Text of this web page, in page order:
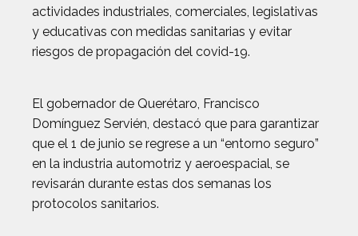
actividades industriales, comerciales, legislativas
y educativas con medidas sanitarias y evitar
riesgos de propagación del covid-19.
El gobernador de Querétaro, Francisco
Domínguez Servién, destacó que para garantizar
que el 1 de junio se regrese a un “entorno seguro”
en la industria automotriz y aeroespacial, se
revisarán durante estas dos semanas los
protocolos sanitarios.